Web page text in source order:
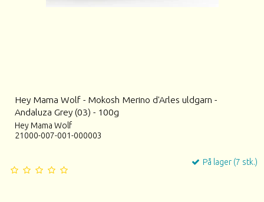
Hey Mama Wolf - Mokosh Merino d'Arles uldgarn -
Andaluza Grey (03) - 100g
Hey Mama Wolf
21000-007-001-000003
På lager (7 stk.)